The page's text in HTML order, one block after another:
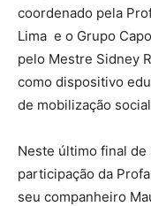
coordenado pela
Lima e o Grupo
pelo Mestre Sidney
como dispositivo
de mobilização
Neste último final de
participação da
seu companheiro